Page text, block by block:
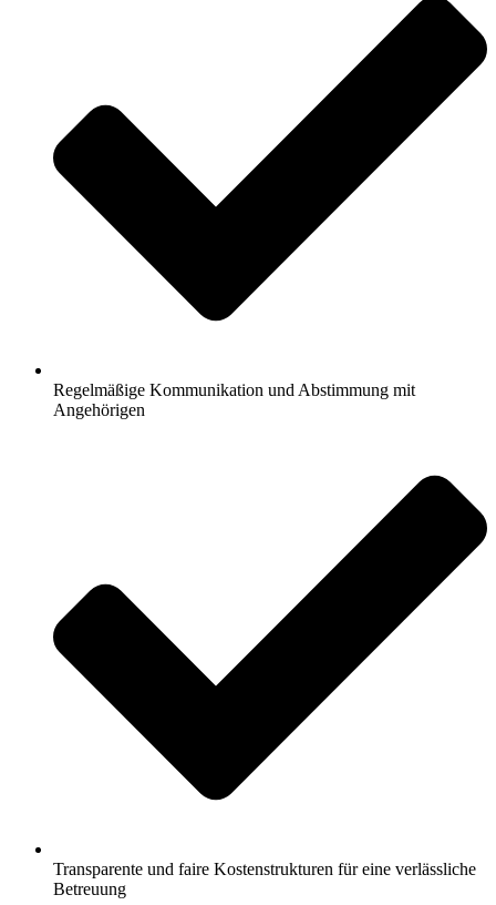
Regelmäßige Kommunikation und Abstimmung mit
Angehörigen
Transparente und faire Kostenstrukturen für eine verlässliche
Betreuung